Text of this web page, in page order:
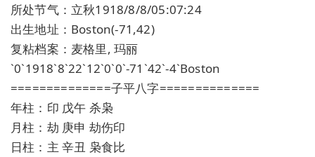
所处节气：立秋1918/8/8/05:07:24
出生地址：Boston(-71,42)
复粘档案：麦格里, 玛丽
`0`1918`8`22`12`0`0`-71`42`-4`Boston
==============子平八字==============
年柱：印 戊午 杀枭
月柱：劫 庚申 劫伤印
日柱：主 辛丑 枭食比